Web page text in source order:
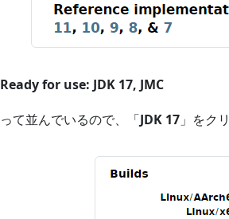
Ready for use: JDK 17, JMC
って並んでいるので、「JDK 17 」をク